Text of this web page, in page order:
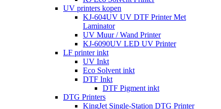
UV printers kopen
KJ-604UV UV DTF Printer Met
Laminator
UV Muur / Wand Printer
KJ-6090UV LED UV Printer
LF printer inkt
UV Inkt
Eco Solvent inkt
DTF Inkt
DTF Pigment inkt
DTG Printers
KingJet Single-Station DTG Printer